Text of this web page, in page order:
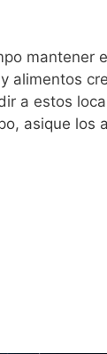
mantener
alimentos
a estos
asique los